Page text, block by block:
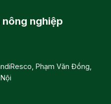
nông nghiệp
Phạm Văn Đồng,